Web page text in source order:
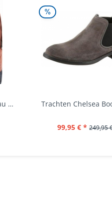
Rucksack terracotta blau navy Mi-Pac...
99,95 € * 249,95